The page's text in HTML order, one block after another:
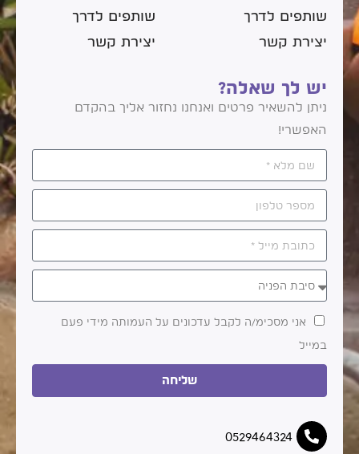
שותפים לדרך
יצירת קשר
שותפים לדרך
יצירת קשר
יש לך שאלה?
ניתן להשאיר פרטים ואנחנו נחזור אליך בהקדם
האפשרי!
אני מסכימ/ה לקבל עדכונים על העמותה מידי פעם
במייל
שליחה
0529464324